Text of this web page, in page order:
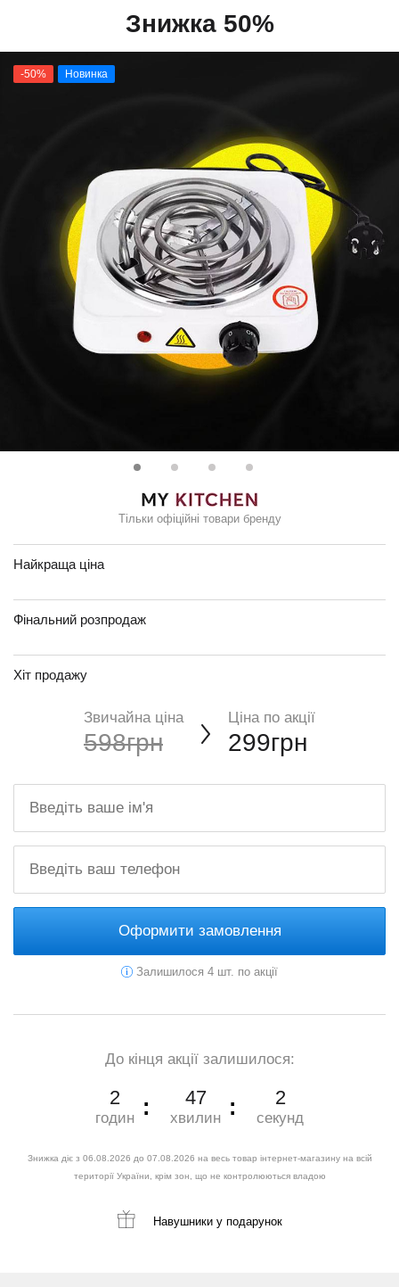
Знижка 50%
-50% Новинка
Тільки офіційні товари бренду
Найкраща ціна
Фінальний розпродаж
Хіт продажу
Звичайна ціна
598грн
Ціна по акції
299грн
Оформити замовлення
Залишилося 4 шт. по акції
До кінця акції залишилося:
2
годин
47
хвилин
0
секунд
Знижка діє з 06.08.2026 до 07.08.2026 на весь товар інтернет-магазину на всій
території України, крім зон, що не контролюються владою
Навушникиу подарунок